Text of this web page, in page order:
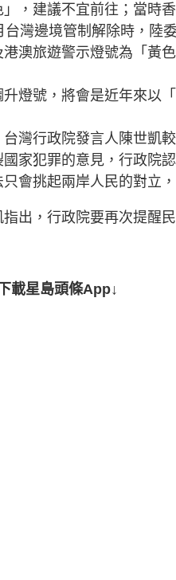
」，建議不宜前往；當時
台灣邊境管制解除時，陸
港澳旅遊警示燈號為「黃色
升燈號，將會是近年來以
台灣行政院發言人陳世凱
國家犯罪的意見，行政院
只會挑起兩岸人民的對立
指出，行政院要再次提醒
載星島頭條App↓